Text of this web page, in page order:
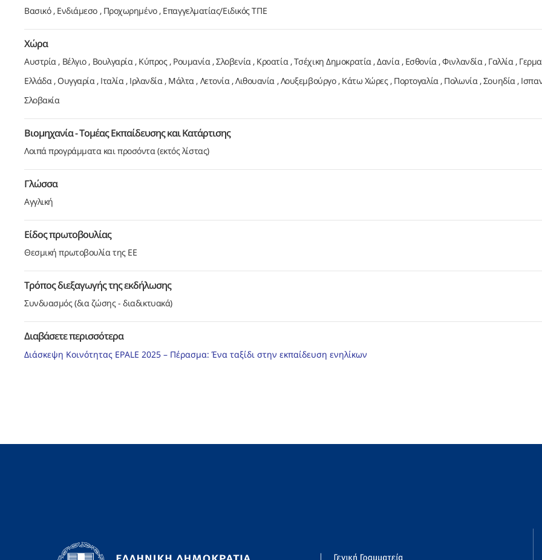
Βασικό Ενδιάμεσο Προχωρημένο Επαγγελματίας/Ειδικός ΤΠΕ
Χώρα
Αυστρία Βέλγιο Βουλγαρία Κύπρος Ρουμανία Σλοβενία Κροατία Τσέχικη Δημοκρατία Δανία Εσθονία Φινλανδία Γαλλία
Ελλάδα Ουγγαρία Ιταλία Ιρλανδία Μάλτα Λετονία Λιθουανία Λουξεμβούργο Κάτω Χώρες Πορτογαλία Πολωνία Σουηδία
Σλοβακία
Βιομηχανία - Τομέας Εκπαίδευσης και Κατάρτισης
Λοιπά προγράμματα και προσόντα (εκτός λίστας)
Γλώσσα
Αγγλική
Είδος πρωτοβουλίας
Θεσμική πρωτοβουλία της ΕΕ
Τρόπος διεξαγωγής της εκδήλωσης
Συνδυασμός (δια ζώσης - διαδικτυακά)
Διαβάσετε περισσότερα
Διάσκεψη Κοινότητας EPALE 2025 – Πέρασμα: Ένα ταξίδι στην εκπαίδευση ενηλίκων